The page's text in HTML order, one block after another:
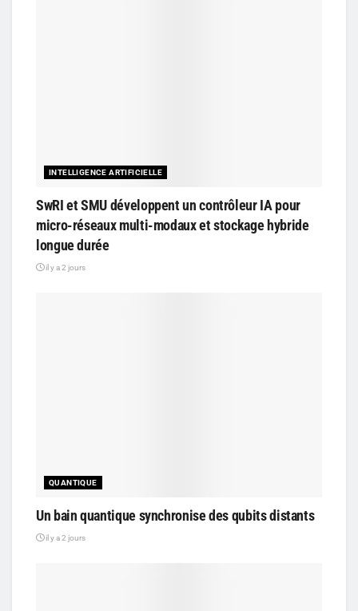
INTELLIGENCE ARTIFICIELLE
SwRI et SMU développent un contrôleur IA pour
micro-réseaux multi-modaux et stockage hybride
longue durée
il y a 2 jours
QUANTIQUE
Un bain quantique synchronise des qubits distants
il y a 2 jours